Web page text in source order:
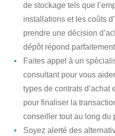
de stockage tels que
installations et les coûts
prendre une décision
dépôt répond
Faites appel à un
consultant pour vous
types de contrats
pour finaliser la
conseiller tout au long du
Soyez alerté des